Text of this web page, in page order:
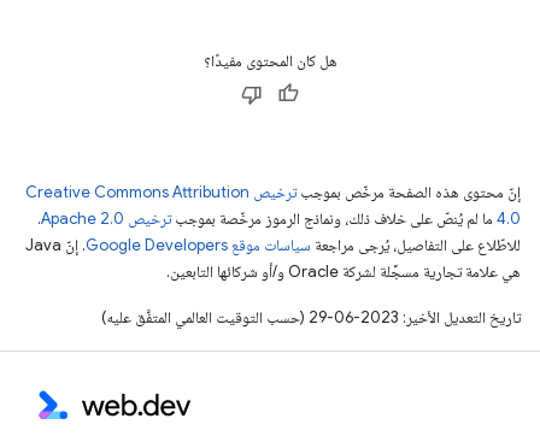
هل كان المحتوى مفيدًا؟
إنّ محتوى هذه الصفحة مرخّص بموجب
ترخيص Creative Commons Attribution
4.0‏ ما لم يُنصّ على خلاف ذلك، ونماذج الرموز مرخّصة بموجبترخيص Apache 2.0‏
.
للاطّلاع على التفاصيل، يُرجى مراجعة سياسات موقع Google Developers‏
. إنّ Java
هي علامة تجارية مسجَّلة لشركة Oracle و/أو شركائها التابعين.
تاريخ التعديل الأخير: 2023-06-29 (حسب التوقيت العالمي المتفَّق عليه)